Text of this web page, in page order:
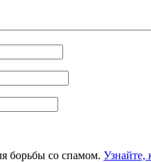
борьбы со спамом. Узнайте,